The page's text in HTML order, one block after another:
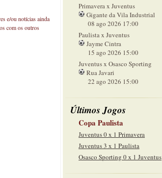
Primavera x Juventus
Gigante da Vila Industrial
08 ago 2026 17:00
Paulista x Juventus
Jayme Cintra
15 ago 2026 15:00
Juventus x Osasco Sporting
Rua Javari
22 ago 2026 15:00
Últimos Jogos
Copa Paulista
Juventus 0 x 1 Primavera
Juventus 3 x 1 Paulista
Osasco Sporting 0 x 1 Juventus
e/ou notícias ainda
com os outros